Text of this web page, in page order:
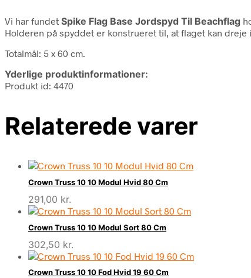
Vi har fundet Spike Flag Base Jordspyd Til Beachflag
Holderen på spyddet er konstrueret til, at flaget kan dreje
Totalmål: 5 x 60 cm.
Yderlige produktinformationer:
Produkt id: 4470
Relaterede varer
Crown Truss 10 10 Modul Hvid 80 Cm
291,00 kr.
Crown Truss 10 10 Modul Sort 80 Cm
302,50 kr.
Crown Truss 10 10 Fod Hvid 19 60 Cm